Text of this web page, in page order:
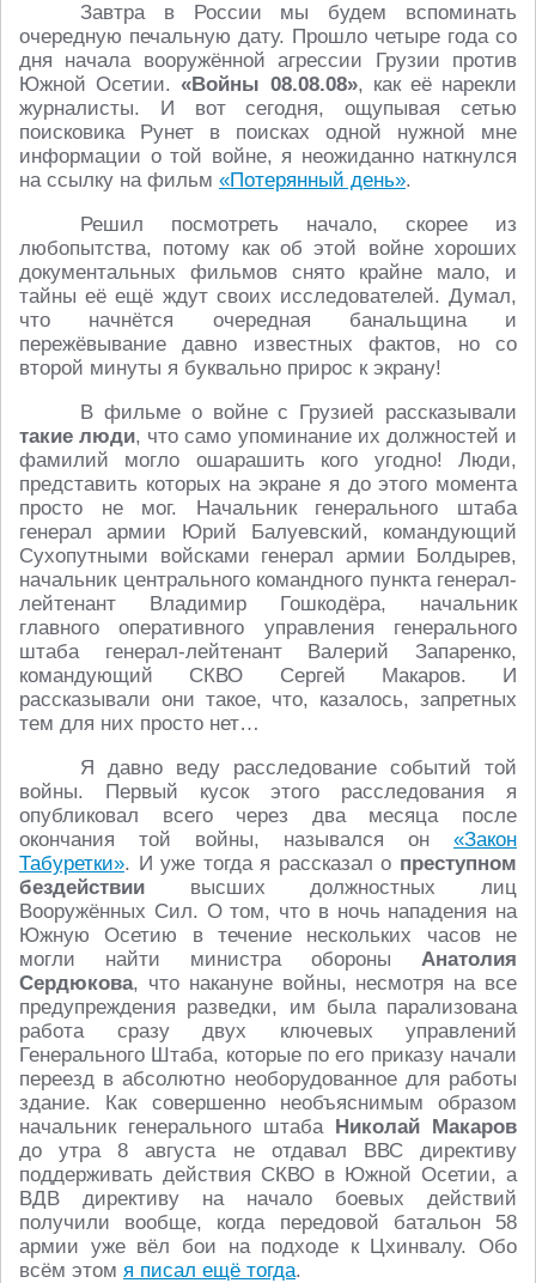
Завтра в России мы будем вспоминать
очередную печальную дату. Прошло четыре года со
дня начала вооружённой агрессии Грузии против
Южной Осетии.«Войны 08.08.08», как её нарекли
журналисты. И вот сегодня, ощупывая сетью
поисковика Рунет в поисках одной нужной мне
информации о той войне, я неожиданно наткнулся
на ссылку на фильм «Потерянный день».
Решил посмотреть начало, скорее из
любопытства, потому как об этой войне хороших
документальных фильмов снято крайне мало, и
тайны её ещё ждут своих исследователей. Думал,
что начнётся очередная банальщина и
пережёвывание давно известных фактов, но со
второй минуты я буквально прирос к экрану!
В фильме о войне с Грузией рассказывали
такие люди, что само упоминание их должностей и
фамилий могло ошарашить кого угодно! Люди,
представить которых на экране я до этого момента
просто не мог. Начальник генерального штаба
генерал армии Юрий Балуевский, командующий
Сухопутными войсками генерал армии Болдырев,
начальник центрального командного пункта генерал-
лейтенант Владимир Гошкодёра, начальник
главного оперативного управления генерального
штаба генерал-лейтенант Валерий Запаренко,
командующий СКВО Сергей Макаров. И
рассказывали они такое, что, казалось, запретных
тем для них просто нет…
Я давно веду расследование событий той
войны. Первый кусок этого расследования я
опубликовал всего через два месяца после
окончания той войны, назывался он «Закон
Табуретки». И уже тогда я рассказал о преступном
бездействии высших должностных лиц
Вооружённых Сил. О том, что в ночь нападения на
Южную Осетию в течение нескольких часов не
могли найти министра обороны Анатолия
Сердюкова, что накануне войны, несмотря на все
предупреждения разведки, им была парализована
работа сразу двух ключевых управлений
Генерального Штаба, которые по его приказу начали
переезд в абсолютно необорудованное для работы
здание. Как совершенно необъяснимым образом
начальник генерального штаба Николай Макаров
до утра 8 августа не отдавал ВВС директиву
поддерживать действия СКВО в Южной Осетии, а
ВДВ директиву на начало боевых действий
получили вообще, когда передовой батальон 58
армии уже вёл бои на подходе к Цхинвалу. Обо
всём этом я писал ещё тогда.